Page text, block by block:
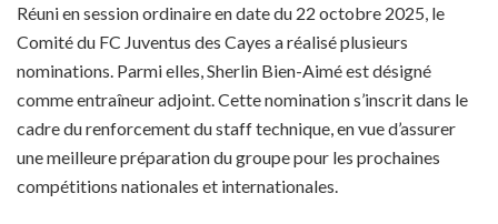
Réuni en session ordinaire en date du 22 octobre 2025, le
Comité du FC Juventus des Cayes a réalisé plusieurs
nominations. Parmi elles, Sherlin Bien-Aimé est désigné
comme entraîneur adjoint. Cette nomination s’inscrit dans le
cadre du renforcement du staff technique, en vue d’assurer
une meilleure préparation du groupe pour les prochaines
compétitions nationales et internationales.